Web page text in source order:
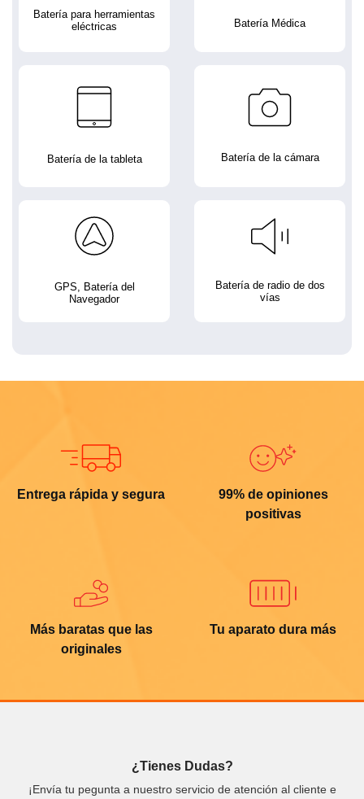
Batería para herramientas
eléctricas
Batería Médica
Batería de la tableta Batería de la cámara
GPS, Batería del
Navegador
Batería de radio de dos
vías
Entrega rápida y segura
99% de opiniones
positivas
Más baratas que las
originales
Tu aparato dura más
¿Tienes Dudas?
¡Envía tu pegunta a nuestro servicio de atención al cliente e